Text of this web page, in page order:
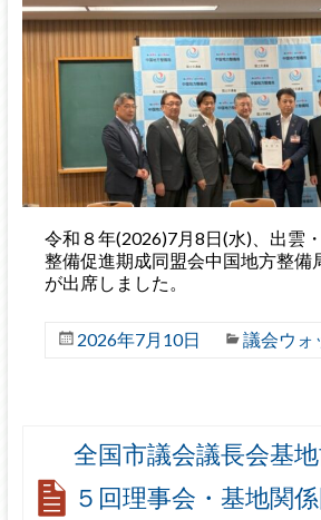
令和８年(2026)7月8日(水)、出雲
整備促進期成同盟会中国地方整備
が出席しました。
2026年7月10日 議会ウォ
全国市議会議長会基
５回理事会・基地関